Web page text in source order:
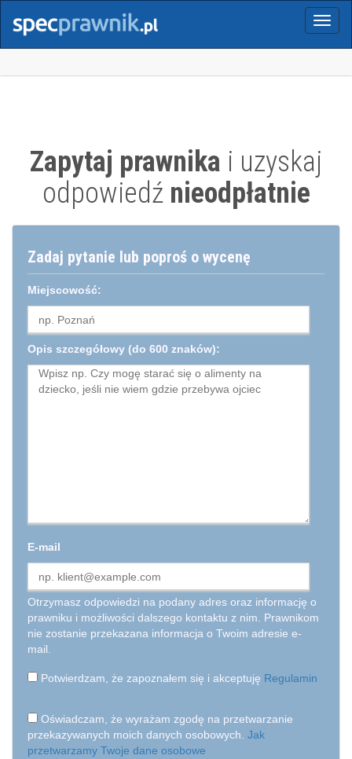
Menu
Zapytaj prawnika i uzyskaj
odpowiedźnieodpłatnie
Zadaj pytanie lub poproś o wycenę
Miejscowość:
Opis szczegółowy (do 600 znaków):
E-mail
Otrzymasz odpowiedzi na podany adres oraz informację o
prawniku i możliwości dalszego kontaktu z nim. Prawnikom
nie zostanie przekazana informacja o Twoim adresie e-
mail.
Potwierdzam, że zapoznałem się i akceptuję Regulamin
Oświadczam, że wyrażam zgodę na przetwarzanie
przekazywanych moich danych osobowych. Jak
przetwarzamy Twoje dane osobowe